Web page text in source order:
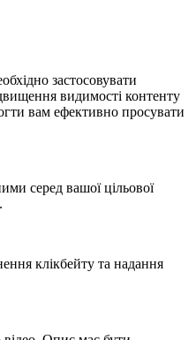
застосовувати
видимості контенту
вам ефективно просувати
серед вашої цільової
клікбейту та надання